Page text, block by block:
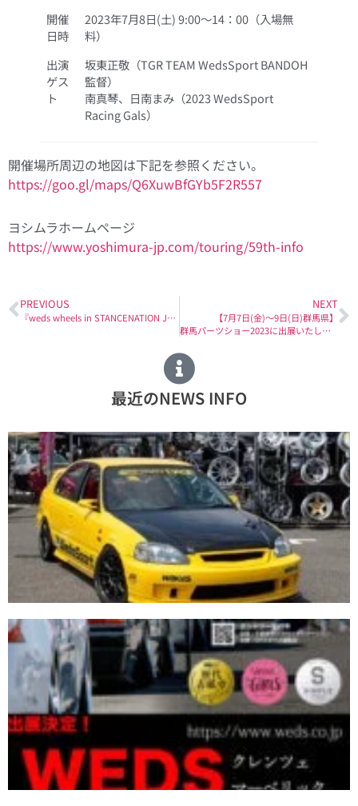
開催
日時
2023年7月8日(土) 9:00～14：00（入場無
料）
出演
ゲス
ト
坂東正敬（TGR TEAM WedsSport BANDOH
監督）
南真琴、日南まみ（2023 WedsSport
Racing Gals）
開催場所周辺の地図は下記を参照ください。
https://goo.gl/maps/Q6XuwBfGYb5F2R557
ヨシムラホームページ
https://www.yoshimura-jp.com/touring/59th-info
PREVIOUS
『weds wheels in STANCENATION JAPAN 2023 YAMAGUCHI』YouTubeで公開！
NEXT
【7月7日(金)〜9日(日)群馬県】
群馬パーツショー2023に出展いたします。
最近のNEWS INFO